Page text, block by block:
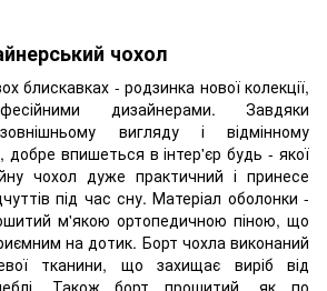
чохол
блискавках - родзинка нової колекції,
дизайнерами. Завдяки
зовнішньому вигляду і відмінному
добре впишеться в інтер'єр будь - якої
чохол дуже практичний і принесе
під час сну. Матеріал оболонки -
м'якою ортопедичною піною, що
на дотик. Борт чохла виконаний
тканини, що захищає виріб від
Також борт прошитий, як по